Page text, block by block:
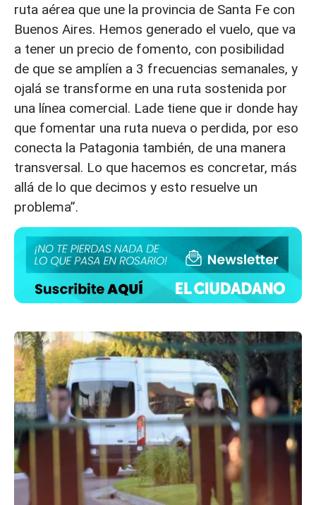
ruta aérea que une la provincia de Santa Fe con
Buenos Aires. Hemos generado el vuelo, que va
a tener un precio de fomento, con posibilidad
de que se amplíen a 3 frecuencias semanales, y
ojalá se transforme en una ruta sostenida por
una línea comercial. Lade tiene que ir donde hay
que fomentar una ruta nueva o perdida, por eso
conecta la Patagonia también, de una manera
transversal. Lo que hacemos es concretar, más
allá de lo que decimos y esto resuelve un
problema”.